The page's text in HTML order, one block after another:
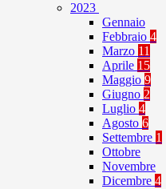
2023
Gennaio
Febbraio 4
Marzo 11
Aprile 15
Maggio 9
Giugno 2
Luglio 4
Agosto 6
Settembre 1
Ottobre
Novembre
Dicembre 4